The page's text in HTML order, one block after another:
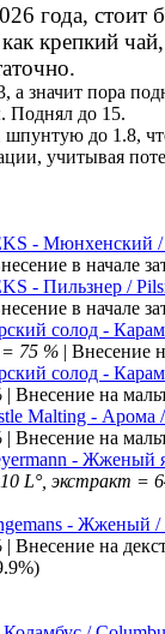
года, стоит
крепкий
а значит пора
Поднял до 15.
шпунтую до 1.8,
учитывая
- Мюнхенский /
в начале
- Пильзнер /
в начале
солод -
75 % | Внесение
солод -
| Внесение на
Malting - Арома
| Внесение на
- Жженый
L°, экстракт =
- Жженый /
| Внесение на